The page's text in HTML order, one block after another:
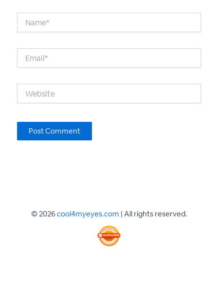
© 2026cool4myeyes.com | All rights reserved.